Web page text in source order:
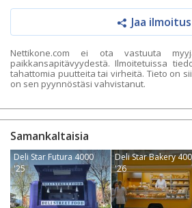
Jaa ilmoitus
Nettikone.com ei ota vastuuta
paikkansapitävyydestä. Ilmoitetuissa
tahattomia puutteita tai virheitä. Tieto on
on sen pyynnöstäsi vahvistanut.
Samankaltaisia
Deli Star Futura 4000
'25
Deli Star Bakery
'26